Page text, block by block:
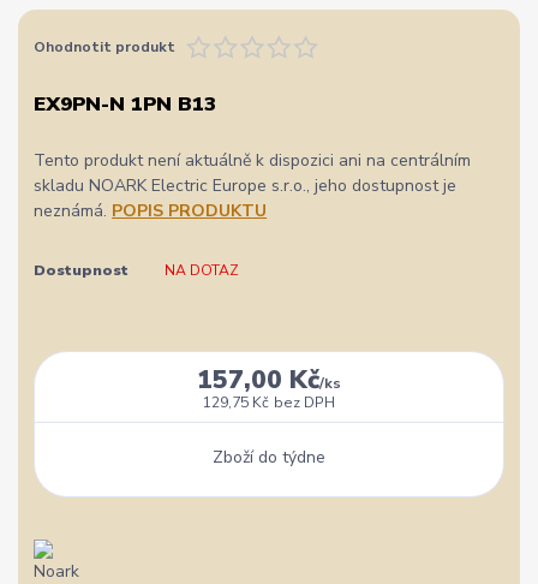
Ohodnotit produkt
EX9PN-N 1PN B13
Tento produkt není aktuálně k dispozici ani na centrálním
skladu NOARK Electric Europe s.r.o., jeho dostupnost je
neznámá. POPIS PRODUKTU
Dostupnost NA DOTAZ
157,00 Kč/ks
129,75 Kč bez DPH
Zboží do týdne